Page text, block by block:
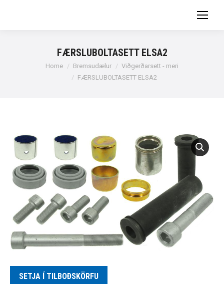
FÆRSLUBOLTASETT ELSA2
You are here:Home Bremsudælur
Viðgerðarsett - meri
FÆRSLUBOLTASETT ELSA2
SETJA Í TILBOÐSKÖRFU